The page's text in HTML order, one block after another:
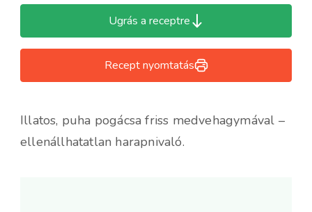
Ugrás a receptre
Recept nyomtatás
Illatos, puha pogácsa friss medvehagymával –
ellenállhatatlan harapnivaló.